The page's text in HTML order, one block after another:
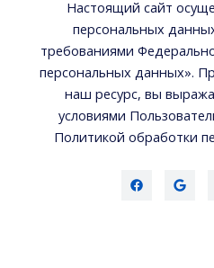
Настоящий сайт
персональных
требованиями
персональных данных».
наш ресурс, вы
условиями
Политикой обработки